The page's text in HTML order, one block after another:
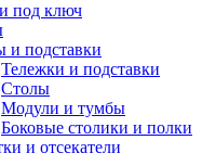
под ключ
и подставки
Тележки и подставки
Столы
Модули и тумбы
Боковые столики и полки
и отсекатели